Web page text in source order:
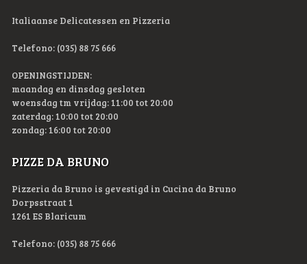
Italiaanse Delicatessen en Pizzeria
Telefono: (035) 88 75 666
OPENINGSTIJDEN:
maandag en dinsdag gesloten
woensdag tm vrijdag: 11:00 tot 20:00
zaterdag: 10:00 tot 20:00
zondag: 16:00 tot 20:00
PIZZE DA BRUNO
Pizzeria da Bruno is gevestigd in Cucina da Bruno
Dorpsstraat 1
1261 ES Blaricum
Telefono: (035) 88 75 666